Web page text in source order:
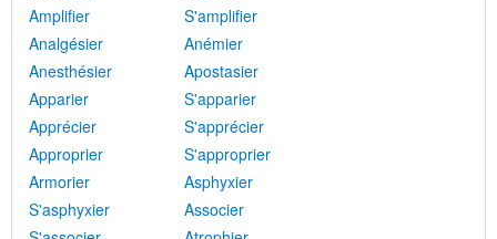
Amplifier
S'amplifier
Analgésier
Anémier
Anesthésier
Apostasier
Apparier
S'apparier
Apprécier
S'apprécier
Approprier
S'approprier
Armorier
Asphyxier
S'asphyxier
Associer